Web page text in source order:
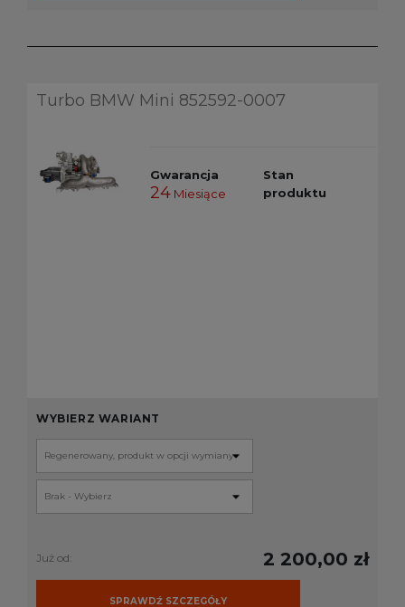
Turbo BMW Mini 852592-0007
Gwarancja
24Miesiące
Stan
produktu
WYBIERZ WARIANT
Już od: 2 200,00 zł
SPRAWDŹ SZCZEGÓŁY